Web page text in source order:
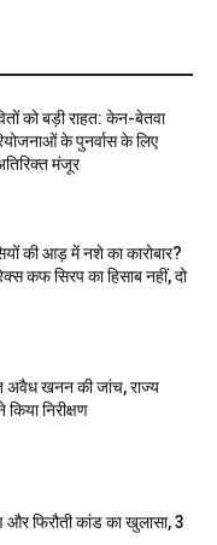
को बड़ी राहत: केन-बेतवा
के पुनर्वास के लिए
मंजूर
की आड़ में नशे का कारोबार?
कफ सिरप का हिसाब नहीं, दो
अवैध खनन की जांच, राज्य
निरीक्षण
और फिरौती कांड का खुलासा, 3